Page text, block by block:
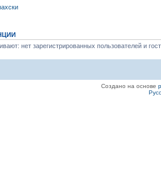
нет зарегистрированных пользователей и
Создано на основе